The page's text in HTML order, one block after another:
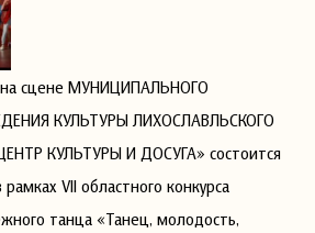
на сцене МУНИЦИПАЛЬНОГО
КУЛЬТУРЫ ЛИХОСЛАВЛЬСКОГО
КУЛЬТУРЫ И ДОСУГА» состоится
VII областного конкурса
танца «Танец, молодость,